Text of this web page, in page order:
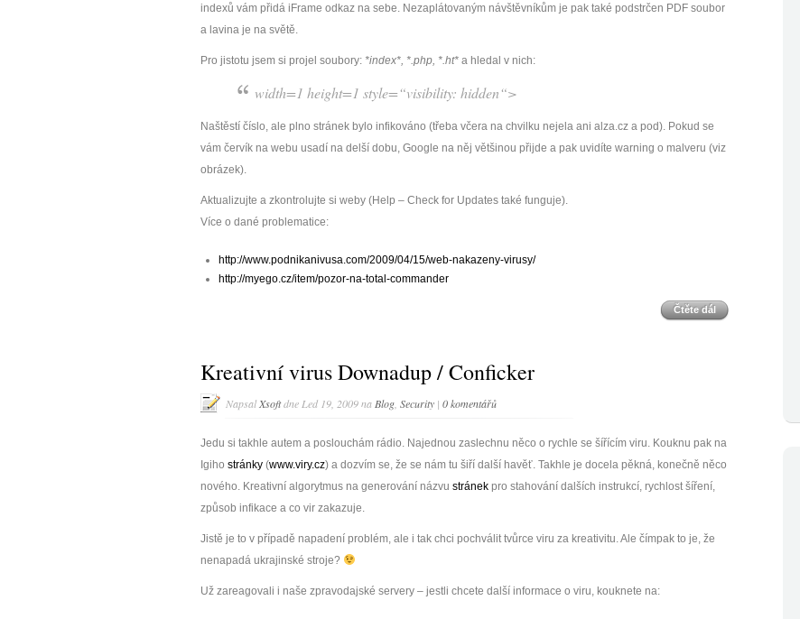
indexů vám přidá iFrame odkaz na sebe. Nezaplátovaným návštěvníkům je pak také podstrčen PDF soubor
a lavina je na světě.
Pro jistotu jsem si projel soubory: *index*, *.php, *.ht* a hledal v nich:
width=1 height=1 style=“visibility: hidden“>
Naštěstí číslo, ale plno stránek bylo infikováno (třeba včera na chvilku nejela ani alza.cz a pod). Pokud se
vám červík na webu usadí na delší dobu, Google na něj většinou přijde a pak uvidíte warning o malveru (viz
obrázek).
Aktualizujte a zkontrolujte si weby (Help – Check for Updates také funguje).
Více o dané problematice:
http://www.podnikanivusa.com/2009/04/15/web-nakazeny-virusy/
http://myego.cz/item/pozor-na-total-commander
Čtěte dál
Kreativní virus Downadup / Conficker
Napsal Xsoftdne Led 19, 2009 na Blog Security | 0 komentářů
Jedu si takhle autem a poslouchám rádio. Najednou zaslechnu něco o rychle se šířícím viru. Kouknu pak na
Igiho stránky (www.viry.cz) a dozvím se, že se nám tu šiří další havěť. Takhle je docela pěkná, konečně něco
nového. Kreativní algorytmus na generování názvu stránek pro stahování dalších instrukcí, rychlost šíření,
způsob infikace a co vir zakazuje.
Jistě je to v případě napadení problém, ale i tak chci pochválit tvůrce viru za kreativitu. Ale čímpak to je, že
nenapadá ukrajinské stroje?
Už zareagovali i naše zpravodajské servery – jestli chcete další informace o viru, kouknete na: